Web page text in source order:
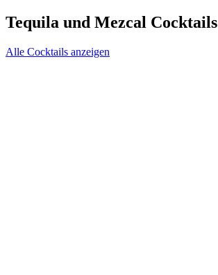
Tequila und Mezcal Cocktails
Alle Cocktails anzeigen